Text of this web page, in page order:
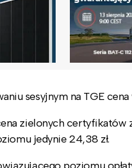
sesyjnym na TGE
zielonych certyfikatów
jedynie 24,38 zł.
poziomu